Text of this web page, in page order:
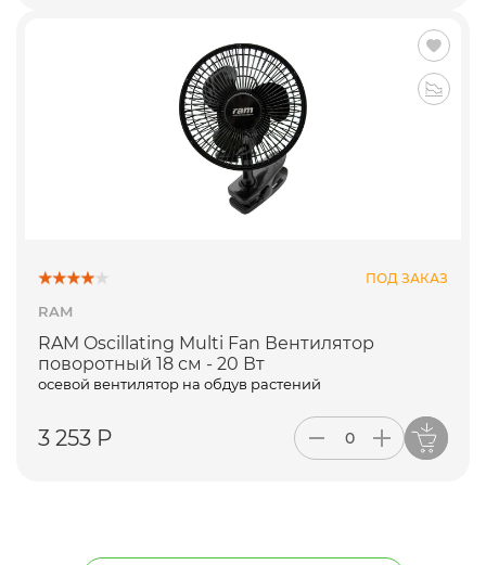
ПОД ЗАКАЗ
RAM
RAM Oscillating Multi Fan Вентилятор
поворотный 18 см - 20 Вт
осевой вентилятор на обдув растений
3 253 Р